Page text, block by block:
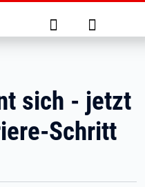
Suche Anmelden
sich - jetzt
Schritt